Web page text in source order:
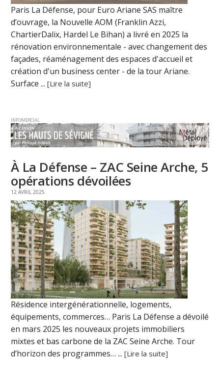
Paris La Défense, pour Euro Ariane SAS maître
d’ouvrage, la Nouvelle AOM (Franklin Azzi,
ChartierDalix, Hardel Le Bihan) a livré en 2025 la
rénovation environnementale - avec changement des
façades, réaménagement des espaces d'accueil et
création d'un business center - de la tour Ariane.
Surface ...[Lire la suite]
INFOMERCIAL
À La Défense – ZAC Seine Arche, 5
opérations dévoilées
12 AVRIL 2025
Résidence intergénérationnelle, logements,
équipements, commerces… Paris La Défense a dévoilé
en mars 2025 les nouveaux projets immobiliers
mixtes et bas carbone de la ZAC Seine Arche. Tour
d’horizon des programmes… ...[Lire la suite]